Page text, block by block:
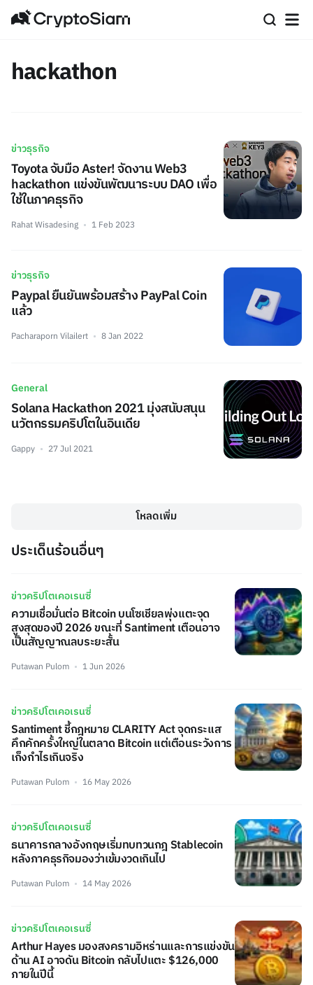
hackathon
ข่าวธุรกิจ
Toyota จับมือ Aster! จัดงาน Web3
hackathon แข่งขันพัฒนาระบบ DAO เพื่อ
ใช้ในภาคธุรกิจ
Rahat Wisadesing 1 Feb 2023
ข่าวธุรกิจ
Paypal ยืนยันพร้อมสร้าง PayPal Coin
แล้ว
Pacharaporn Vilailert 8 Jan 2022
General
Solana Hackathon 2021 มุ่งสนับสนุน
นวัตกรรมคริปโตในอินเดีย
Gappy 27 Jul 2021
โหลดเพิ่ม
ประเด็นร้อนอื่นๆ
ข่าวคริปโตเคอเรนซี่
ความเชื่อมั่นต่อ Bitcoin บนโซเชียลพุ่งแตะจุด
สูงสุดของปี 2026 ขณะที่ Santiment เตือนอาจ
เป็นสัญญาณลบระยะสั้น
Putawan Pulom 1 Jun 2026
ข่าวคริปโตเคอเรนซี่
Santiment ชี้กฎหมาย CLARITY Act จุดกระแส
คึกคักครั้งใหญ่ในตลาด Bitcoin แต่เตือนระวังการ
เก็งกำไรเกินจริง
Putawan Pulom 16 May 2026
ข่าวคริปโตเคอเรนซี่
ธนาคารกลางอังกฤษเริ่มทบทวนกฎ Stablecoin
หลังภาคธุรกิจมองว่าเข้มงวดเกินไป
Putawan Pulom 14 May 2026
ข่าวคริปโตเคอเรนซี่
Arthur Hayes มองสงครามอิหร่านและการแข่งขัน
ด้าน AI อาจดัน Bitcoin กลับไปแตะ $126,000
ภายในปีนี้